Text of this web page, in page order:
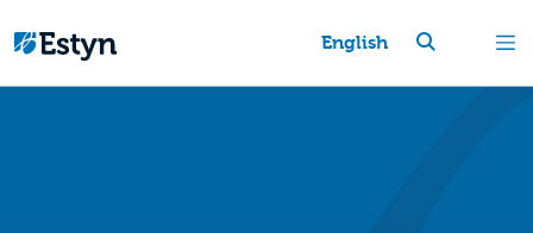
English